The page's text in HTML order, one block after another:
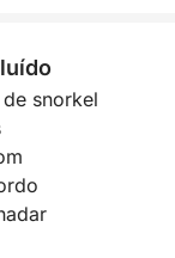
snorkel